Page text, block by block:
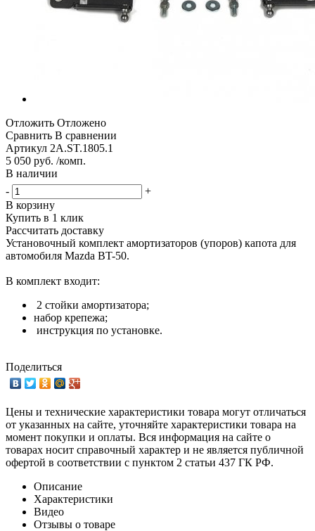
Отложить Отложено
Сравнить В сравнении
Артикул 2A.ST.1805.1
5 050 руб. /комп.
В наличии
-
+
В корзину
Купить в 1 клик
Рассчитать доставку
Установочный комплект амортизаторов (упоров) капота для
автомобиля Mazda BT-50.
В комплект входит:
2 стойки амортизатора;
набор крепежа;
инструкция по установке.
Поделиться
Цены и технические характеристики товара могут отличаться
от указанных на сайте, уточняйте характеристики товара на
момент покупки и оплаты. Вся информация на сайте о
товарах носит справочный характер и не является публичной
офертой в соответствии с пунктом 2 статьи 437 ГК РФ.
Описание
Характеристики
Видео
Отзывы о товаре